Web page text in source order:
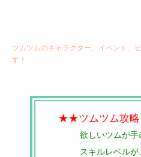
ツムツムのキャラクター、イベント、
す！
★★ツムツム攻
欲しいツムが手
スキルレベルが